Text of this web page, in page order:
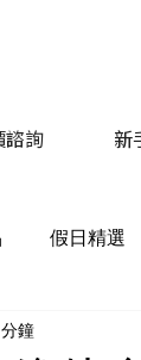
諮詢 新
假日精選
鐘